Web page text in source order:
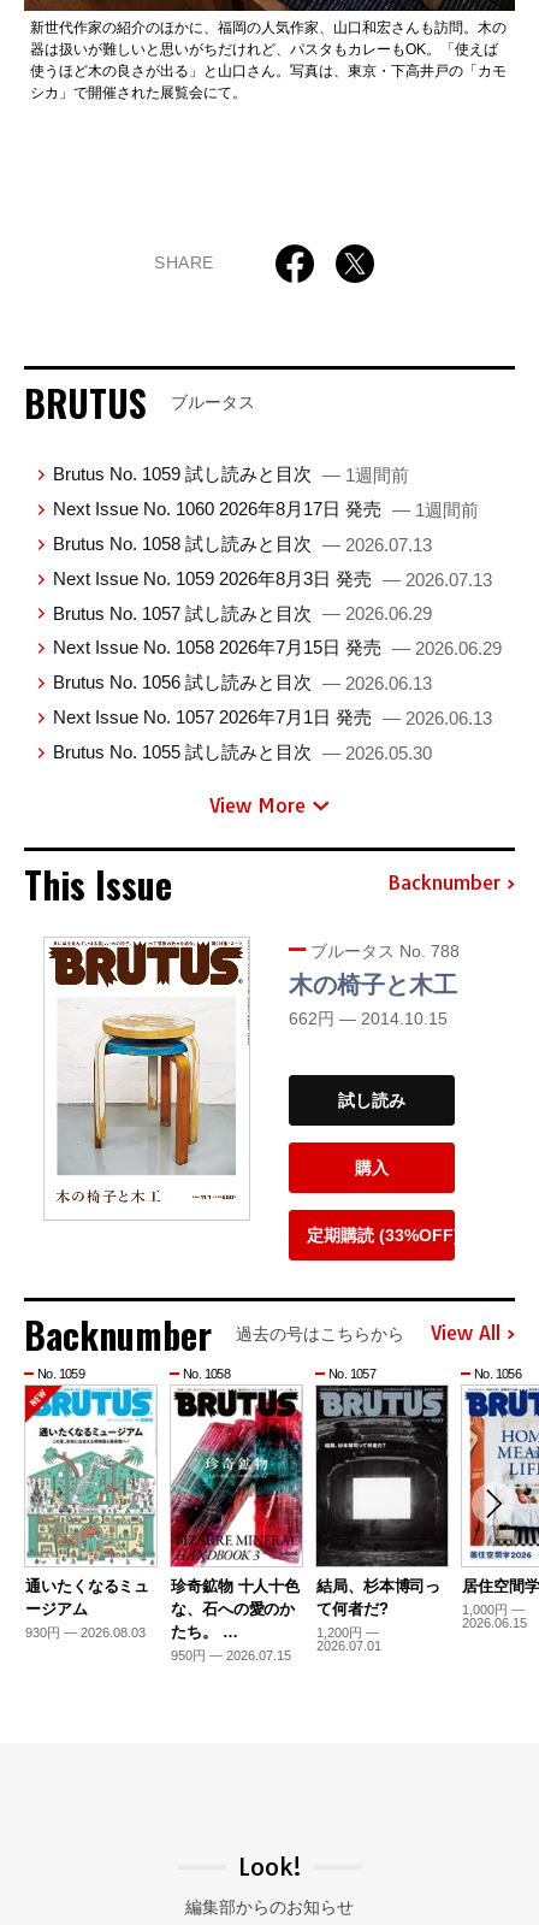
新世代作家の紹介のほかに、福岡の人気作家、山口和宏さんも訪問。木の
器は扱いが難しいと思いがちだけれど、パスタもカレーもOK。「使えば
使うほど木の良さが出る」と山口さん。写真は、東京・下高井戸の「カモ
シカ」で開催された展覧会にて。
SHARE
BRUTUS ブルータス
Brutus No. 1059 試し読みと目次 — 1週間前
Next Issue No. 1060 2026年8月17日 発売 — 1週間前
Brutus No. 1058 試し読みと目次 — 2026.07.13
Next Issue No. 1059 2026年8月3日 発売 — 2026.07.13
Brutus No. 1057 試し読みと目次 — 2026.06.29
Next Issue No. 1058 2026年7月15日 発売 — 2026.06.29
Brutus No. 1056 試し読みと目次 — 2026.06.13
Next Issue No. 1057 2026年7月1日 発売 — 2026.06.13
Brutus No. 1055 試し読みと目次 — 2026.05.30
View More
This Issue Backnumber
ブルータス No. 788
木の椅子と木工
662円 — 2014.10.15
試し読み
購入
定期購読 (33%OFF)
Backnumber 過去の号はこちらから View All
No. 1059
通いたくなるミュ
ージアム
930円 — 2026.08.03
No. 1058
珍奇鉱物 十人十色
な、石への愛のか
たち。 …
950円 — 2026.07.15
No. 1057
結局、杉本博司っ
て何者だ?
1,200円 —
2026.07.01
No. 1056
居住空間
1,000円 —
2026.06.15
Look!
編集部からのお知らせ